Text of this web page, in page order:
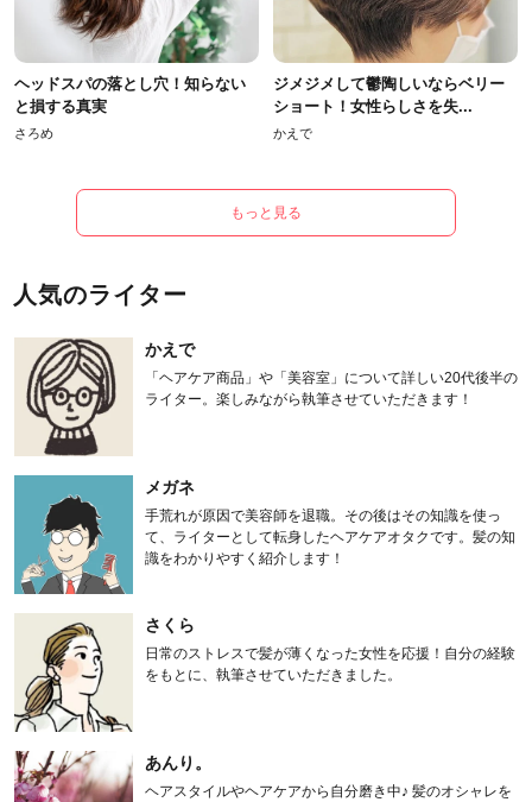
ヘッドスパの落とし穴！知らない
と損する真実
さろめ
ジメジメして鬱陶しいならベリー
ショート！女性らしさを失...
かえで
もっと見る
人気のライター
かえで
「ヘアケア商品」や「美容室」について詳しい20代後半の
ライター。楽しみながら執筆させていただきます！
メガネ
手荒れが原因で美容師を退職。その後はその知識を使っ
て、ライターとして転身したヘアケアオタクです。髪の知
識をわかりやすく紹介します！
さくら
日常のストレスで髪が薄くなった女性を応援！自分の経験
をもとに、執筆させていただきました。
あんり。
ヘアスタイルやヘアケアから自分磨き中♪ 髪のオシャレを